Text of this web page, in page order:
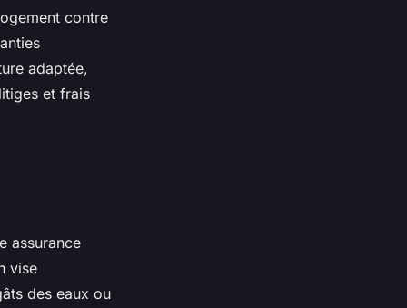
contre
adaptée,
et frais
assurance
vise
des eaux ou